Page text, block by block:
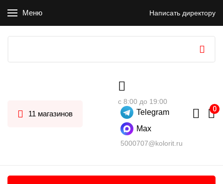
Меню Написать директору
11 магазинов
с 8:00 до 19:00
Telegram
Max
5000707@kolorit.ru